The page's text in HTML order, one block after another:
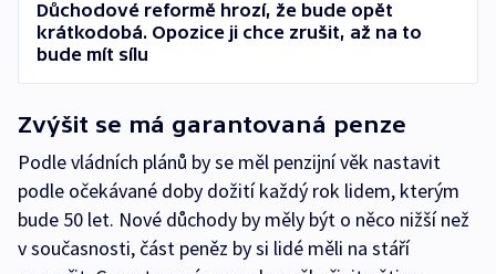
Důchodové reformě hrozí, že bude opět
krátkodobá. Opozice ji chce zrušit, až na to
bude mít sílu
Zvýšit se má garantovaná penze
Podle vládních plánů by se měl penzijní věk nastavit
podle očekávané doby dožití každý rok lidem, kterým
bude 50 let. Nové důchody by měly být o něco nižší než
v současnosti, část peněz by si lidé měli na stáří